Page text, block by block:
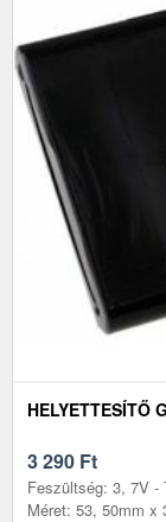
HELYETTESÍTŐ
3 290 Ft
Feszültség: 3, 7V -
Méret: 53, 50mm x